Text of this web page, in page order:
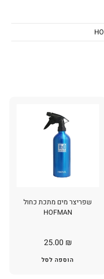
שפריצר מים מתכת כחול
HOFMAN
25.00 ₪
הוספה לסל